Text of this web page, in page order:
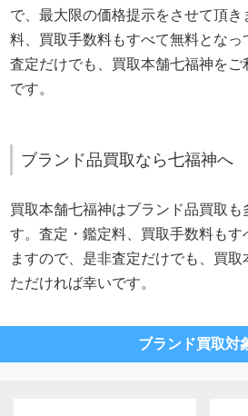
で、最大限の価格提示をさせて頂き
料、買取手数料もすべて無料とな
査定だけでも、買取本舗七福神をご
です。
ブランド品買取なら七福神へ
買取本舗七福神はブランド品買取も
す。査定・鑑定料、買取手数料もす
ますので、是非査定だけでも、買
ただければ幸いです。
ブランド買取対